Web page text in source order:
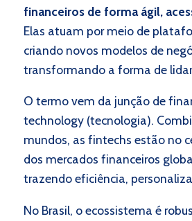
financeiros de forma ágil,
Elas atuam por meio de
criando novos modelos de
transformando a forma de
O termo vem da junção de
technology (tecnologia).
mundos, as fintechs estão no
dos mercados financeiros
trazendo eficiência,
No Brasil, o ecossistema é